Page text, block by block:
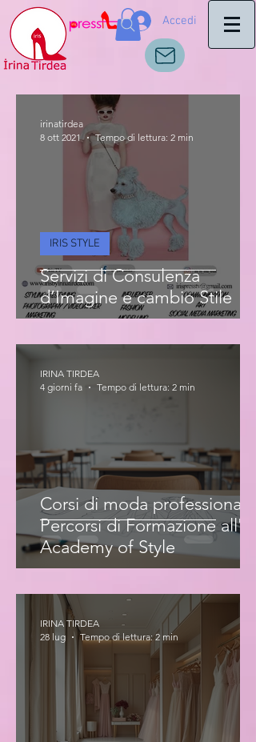
Accedi
Servizi di Consulenza
d’Imagine e cambio Stile
IRIS STYLE
irinatirdea
8 ott 2021
Tempo di lettura: 2 min
Corsi di moda professionale:
Percorsi di Formazione all'Iris
Academy of Style
IRINA TIRDEA
4 giorni fa
Tempo di lettura: 2 min
IRINA TIRDEA
28 lug
Tempo di lettura: 2 min